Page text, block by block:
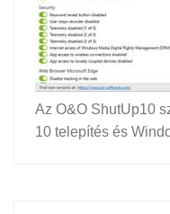
Az O&O ShutUp10
10 telepítés és